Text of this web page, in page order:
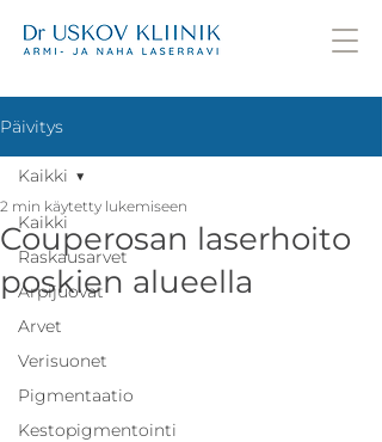
Päivitys
Kaikki
Raskausarvet
Arpijuovat
Arvet
Verisuonet
Pigmentaatio
Kestopigmentointi
Kaikki
Couperosan laserhoito
poskien alueella
2 min käytetty lukemiseen